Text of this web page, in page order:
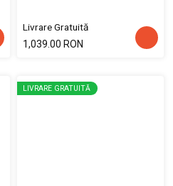
Livrare Gratuită
1,039.00 RON
LIVRARE GRATUITĂ